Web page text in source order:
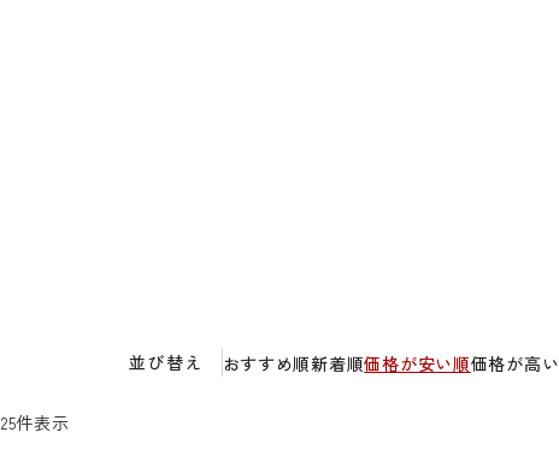
並び替え おすすめ順新着順価格が安い順価格が高
25件表示